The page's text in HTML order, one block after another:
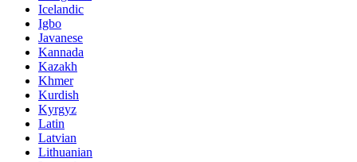
Icelandic
Igbo
Javanese
Kannada
Kazakh
Khmer
Kurdish
Kyrgyz
Latin
Latvian
Lithuanian